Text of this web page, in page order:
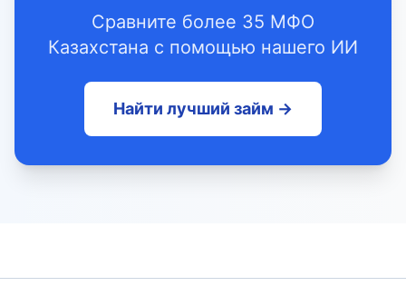
Сравните более 35 МФО
Казахстана с помощью нашего ИИ
Найти лучший займ →